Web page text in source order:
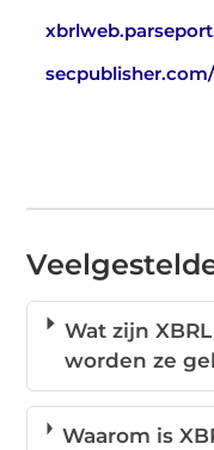
secpublisher.com/
Wat zijn
worden ze
Waarom is